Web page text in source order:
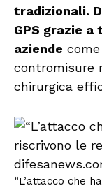
tradizionali.
GPS grazie
aziende come
contromisure
chirurgica
“L’attacco che